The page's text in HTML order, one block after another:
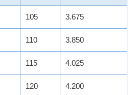
105 3.675
110 3.850
115 4.025
120 4.200